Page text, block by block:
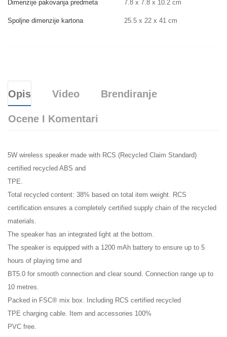
Dimenzije pakovanja predmeta 7.8 x 7.8 x 10.2 cm
Spoljne dimenzije kartona 25.5 x 22 x 41 cm
Opis Video Brendiranje
Ocene I Komentari
5W wireless speaker made with RCS (Recycled Claim Standard)
certified recycled ABS and
TPE.
Total recycled content: 38% based on total item weight. RCS
certification ensures a completely certified supply chain of the recycled
materials.
The speaker has an integrated light at the bottom.
The speaker is equipped with a 1200 mAh battery to ensure up to 5
hours of playing time and
BT5.0 for smooth connection and clear sound. Connection range up to
10 metres.
Packed in FSC® mix box. Including RCS certified recycled
TPE charging cable. Item and accessories 100%
PVC free.